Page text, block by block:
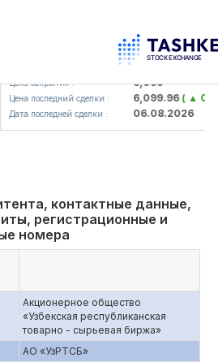
(<O'zmetkombinat> AJ)
закрытия : 6,099
последний сделки : 6,099.96( ▲ 0.08 )
последней сделки : 06.08.2026
контактные данные,
регистрационные и
номера
Акционерное общество
«Узбекская республиканская
товарно - сырьевая биржа»
АО «УзРТСБ»